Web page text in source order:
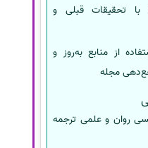
با تحقیقات قبلی و
از منابع به‌روز و
مجله
روان و علمی ترجمه